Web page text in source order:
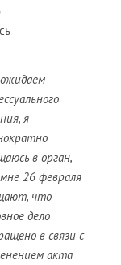
я
в орган,
26 февраля
что
дело
в связи с
акта